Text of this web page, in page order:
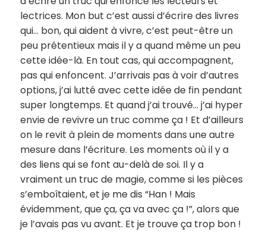
lectrices. Mon but c’est aussi d’écrire des livres
qui… bon, qui aident à vivre, c’est peut-être un
peu prétentieux mais il y a quand même un peu
cette idée-là. En tout cas, qui accompagnent,
pas qui enfoncent. J’arrivais pas à voir d’autres
options, j’ai lutté avec cette idée de fin pendant
super longtemps. Et quand j’ai trouvé… j’ai hyper
envie de revivre un truc comme ça ! Et d’ailleurs
on le revit à plein de moments dans une autre
mesure dans l’écriture. Les moments où il y a
des liens qui se font au-delà de soi. Il y a
vraiment un truc de magie, comme si les pièces
s’emboîtaient, et je me dis “Han ! Mais
évidemment, que ça, ça va avec ça !”, alors que
je l’avais pas vu avant. Et je trouve ça trop bon !